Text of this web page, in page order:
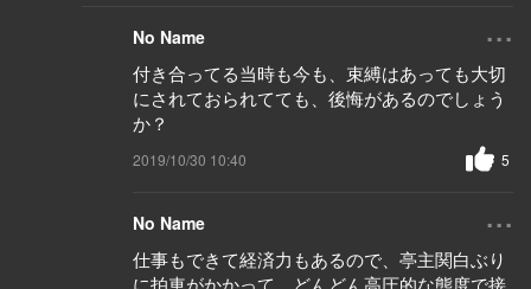
No Name ...
付き合ってる当時も今も、束縛はあっても大切
にされておられてても、後悔があるのでしょう
か？
2019/10/30 10:40 5
No Name ...
仕事もできて経済力もあるので、亭主関白ぶり